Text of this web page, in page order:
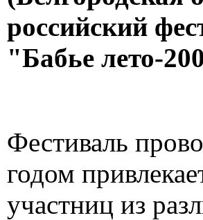
российский
"Бабье лето-
Фестиваль
годом
участниц из